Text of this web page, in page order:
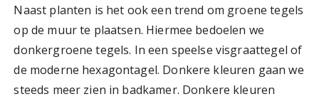
Naast planten is het ook een trend om groene tegels
op de muur te plaatsen. Hiermee bedoelen we
donkergroene tegels. In een speelse visgraattegel of
de moderne hexagontagel. Donkere kleuren gaan we
steeds meer zien in badkamer. Donkere kleuren